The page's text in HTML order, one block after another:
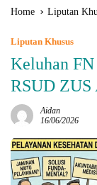
Home Liputan
Liputan Khusus
Keluhan
RSUD
Aidan
16/06/2026